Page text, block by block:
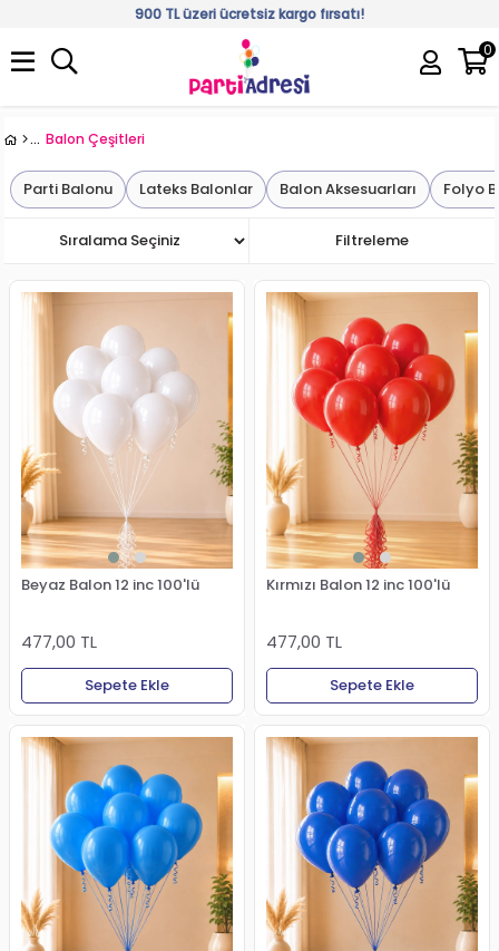
900 TL üzeri ücretsiz kargo fırsatı!
0
Balon Çeşitleri
Parti Balonu Lateks Balonlar Balon Aksesuarları Folyo
Filtreleme
Sıralama
Beyaz Balon 12 inc 100'lü
477,00 TL
Sepete Ekle
Kırmızı Balon 12 inc 100'lü
477,00 TL
Sepete Ekle